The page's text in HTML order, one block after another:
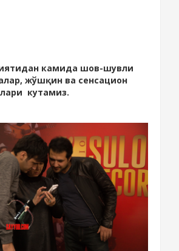
камида шов-шувли
жўшқин ва сенсацион
кутамиз.